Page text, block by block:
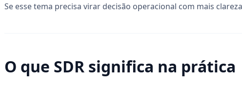
Se esse tema precisa virar decisão operacional com mais
O que SDR significa na prática